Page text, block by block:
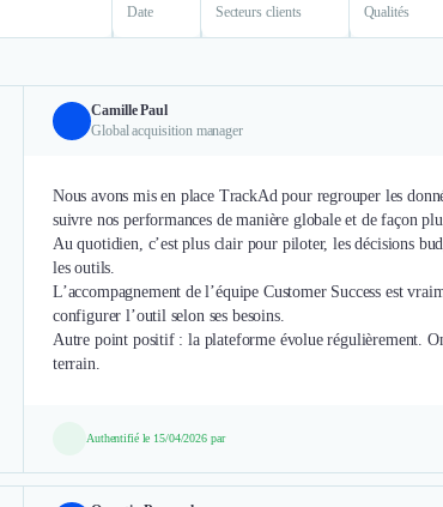
Date Secteurs clients Qualités
Camille Paul
Global acquisition manager
Nous avons mis en place TrackAd pour regrouper les
suivre nos performances de manière globale et de façon
Au quotidien, c’est plus clair pour piloter, les décisions
les outils.
L’accompagnement de l’équipe Customer Success est
configurer l’outil selon ses besoins.
Autre point positif : la plateforme évolue régulièrement.
terrain.
Authentifié le 15/04/2026 par